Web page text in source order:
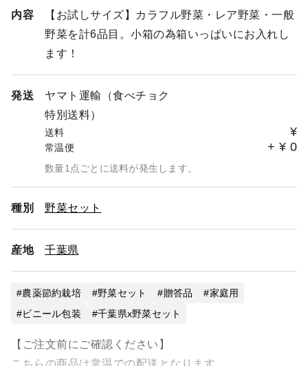
ご理解の程よろしくお願いいたします。
内容
【お試しサイズ】カラフル野菜・レア野菜・一般
野菜を計6品目。小箱の為箱いっぱいにお入れし
ます！
発送
ヤマト運輸（食べチョク
特別送料）
送料 ¥
常温便 + ¥ 0
数量1点ごとに送料が発生します。
種別 野菜セット
産地 千葉県
農薬節約栽培 野菜セット 贈答品
家庭用
ビニール包装
千葉県x野菜セット
【ご注文前にご確認ください】
こちらの商品は常温での配送となります。